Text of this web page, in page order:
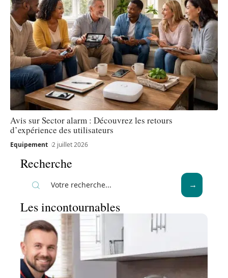
Avis sur Sector alarm : Découvrez les retours
d’expérience des utilisateurs
Equipement 2 juillet 2026
Recherche
Les incontournables